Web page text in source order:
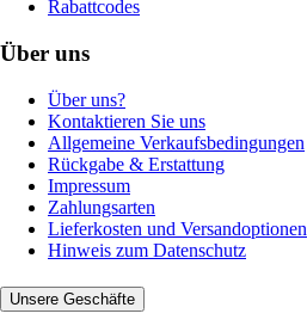
Rabattcodes
Über uns
Über uns?
Kontaktieren Sie uns
Allgemeine Verkaufsbedingungen
Rückgabe & Erstattung
Impressum
Zahlungsarten
Lieferkosten und Versandoptionen
Hinweis zum Datenschutz
Unsere Geschäfte